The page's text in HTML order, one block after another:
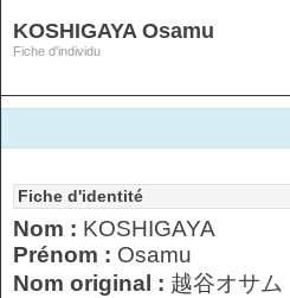
KOSHIGAYA Osamu
Fiche d'individu
Fiche d'identité
Nom : KOSHIGAYA
Prénom : Osamu
Nom original : 越谷オサム